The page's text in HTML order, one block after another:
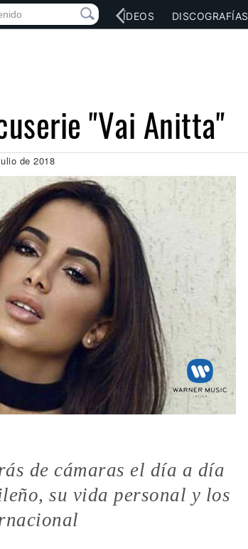
MÚSICA VÍDEOS DISCOGRAFÍAS
"Vai Anitta"
de 2018
de cámaras el día a día
su vida personal y los